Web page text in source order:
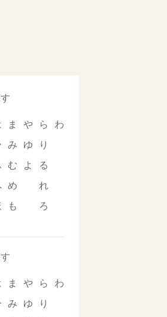
ま
み
む
め
も
や
ゆ
よ
ら
り
る
れ
ろ
わ
ま
み
や
ゆ
ら
り
わ